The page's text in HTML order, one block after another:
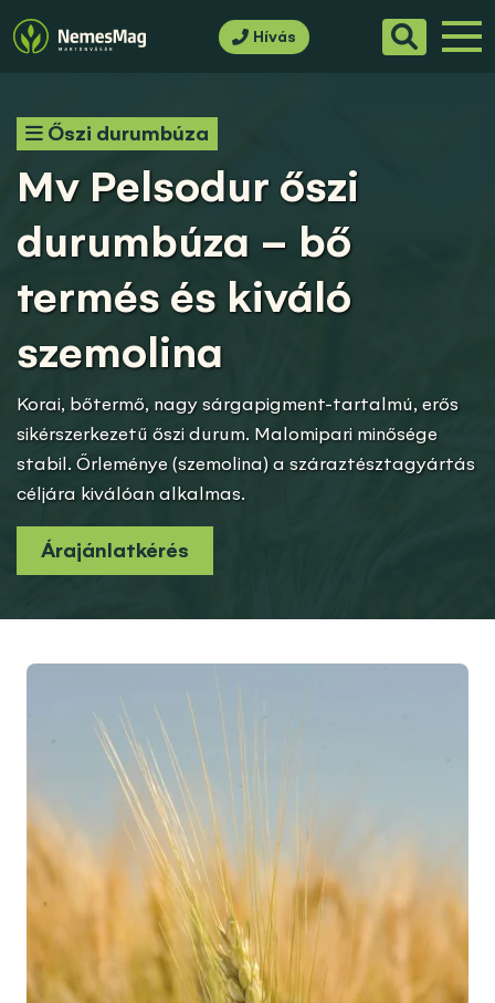
Hívás
Őszi durumbúza
Mv Pelsodur őszi
durumbúza – bő
termés és kiváló
szemolina
Korai, bőtermő, nagy sárgapigment-tartalmú, erős
sikérszerkezetű őszi durum. Malomipari minősége
stabil. Őrleménye (szemolina) a száraztésztagyártás
céljára kiválóan alkalmas.
Árajánlatkérés